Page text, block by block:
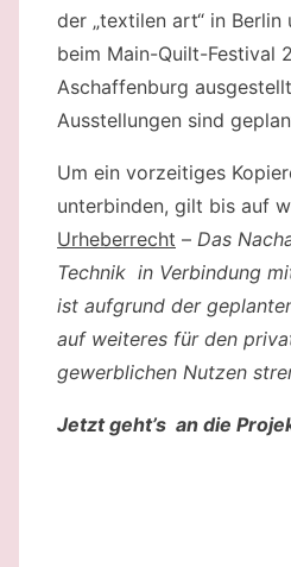
der „textilen art“ in Berlin
beim Main-Quilt-Festival
Aschaffenburg
Ausstellungen sind
Um ein vorzeitiges
unterbinden, gilt bis auf
Urheberrecht – Das
Technik in Verbindung
ist aufgrund der
auf weiteres für den
gewerblichen Nutzen
Jetzt geht’s an die